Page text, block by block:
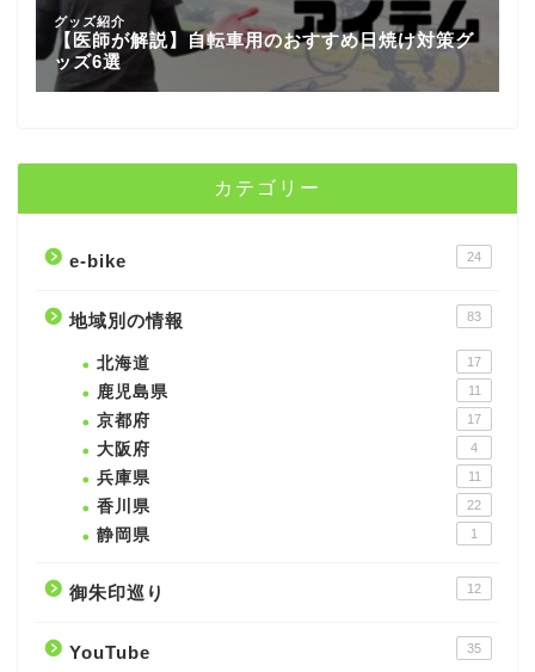
カテゴリー
e-bike 24
地域別の情報 83
北海道 17
鹿児島県 11
京都府 17
大阪府 4
兵庫県 11
香川県 22
静岡県 1
御朱印巡り 12
YouTube 35